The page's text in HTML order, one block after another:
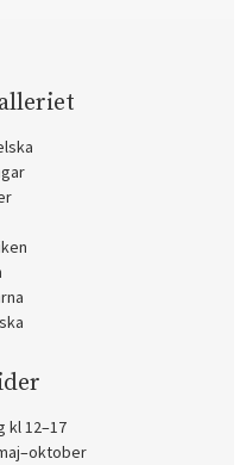
kl 12–17